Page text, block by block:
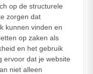
op de structurele
zorgen dat
kunnen vinden en
op zaken als
en het gebruik
ervoor dat je website
niet alleen